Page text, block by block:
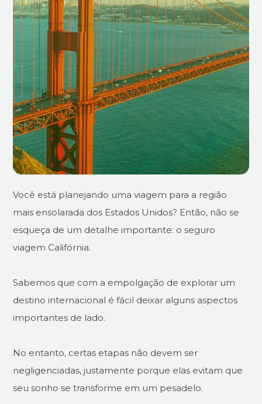
Você está planejando uma viagem para a região
mais ensolarada dos Estados Unidos? Então, não se
esqueça de um detalhe importante: o seguro
viagem Califórnia.
Sabemos que com a empolgação de explorar um
destino internacional é fácil deixar alguns aspectos
importantes de lado.
No entanto, certas etapas não devem ser
negligenciadas, justamente porque elas evitam que
seu sonho se transforme em um pesadelo.